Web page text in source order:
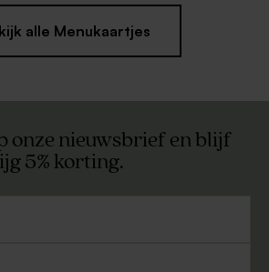
alle Menukaartjes
onze nieuwsbrief en blijf
5% korting.